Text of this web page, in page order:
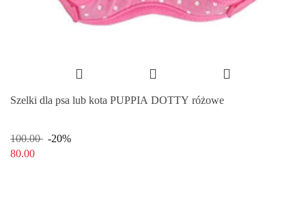
Szelki dla psa lub kota PUPPIA DOTTY różowe
100.00
-20%
80.00